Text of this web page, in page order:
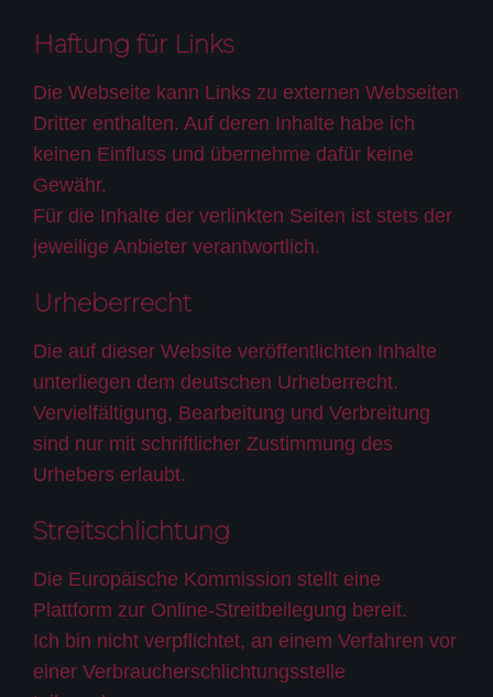
Haftung für Links
Die Webseite kann Links zu externen Webseiten
Dritter enthalten. Auf deren Inhalte habe ich
keinen Einfluss und übernehme dafür keine
Gewähr.
Für die Inhalte der verlinkten Seiten ist stets der
jeweilige Anbieter verantwortlich.
Urheberrecht
Die auf dieser Website veröffentlichten Inhalte
unterliegen dem deutschen Urheberrecht.
Vervielfältigung, Bearbeitung und Verbreitung
sind nur mit schriftlicher Zustimmung des
Urhebers erlaubt.
Streitschlichtung
Die Europäische Kommission stellt eine
Plattform zur Online-Streitbeilegung bereit.
Ich bin nicht verpflichtet, an einem Verfahren vor
einer Verbraucherschlichtungsstelle